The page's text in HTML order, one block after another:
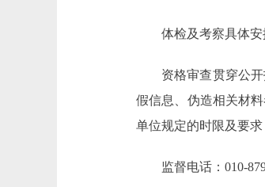
体检及考察具体
资格审查贯穿公
假信息、伪造相关材
单位规定的时限及要
监督电话：010-